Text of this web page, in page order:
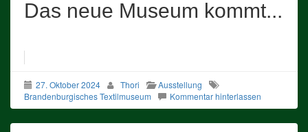
Das neue Museum kommt...
27. Oktober 2024 Thori
Ausstellung
Brandenburgisches Textilmuseum
Kommentar hinterlassen